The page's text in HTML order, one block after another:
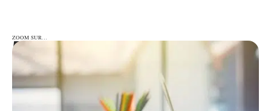
ZOOM SUR…
ZOOM SUR…